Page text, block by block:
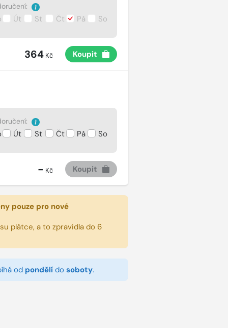
Út St Čt Pá So
364Kč Koupit
Út St Čt Pá So
- Kč Koupit
pouze pro nové
plátce, a to zpravidla do 6
od pondělído soboty.